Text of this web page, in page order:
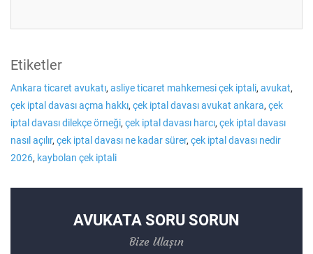
Etiketler
Ankara ticaret avukatı, asliye ticaret mahkemesi çek iptali, avukat,
çek iptal davası açma hakkı, çek iptal davası avukat ankara, çek
iptal davası dilekçe örneği, çek iptal davası harcı, çek iptal davası
nasıl açılır, çek iptal davası ne kadar sürer, çek iptal davası nedir
2026, kaybolan çek iptali
AVUKATA SORU SORUN
Bize Ulaşın